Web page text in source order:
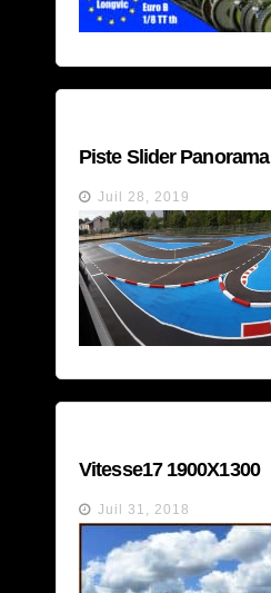
Piste Slider Panorama
Juil 28, 2019
Vitesse17 1900X1300
Juil 31, 2018